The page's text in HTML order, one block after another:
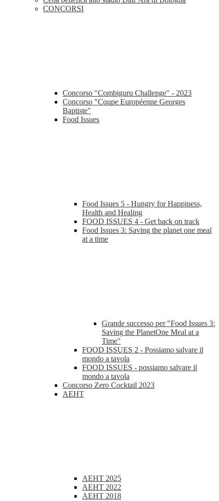
CONCORSI
Concorso "Combiguru Challenge" - 2023
Concorso "Coupe Européenne Georges
Baptiste"
Food Issues
Food Issues 5 - Hungry for Happiness,
Health and Healing
FOOD ISSUES 4 - Get back on track
Food Issues 3: Saving the planet one meal
at a time
Grande successo per "Food Issues 3:
Saving the PlanetOne Meal at a
Time"
FOOD ISSUES 2 - Possiamo salvare il
mondo a tavola
FOOD ISSUES - possiamo salvare il
mondo a tavola
Concorso Zero Cocktail 2023
AEHT
AEHT 2025
AEHT 2022
AEHT 2018